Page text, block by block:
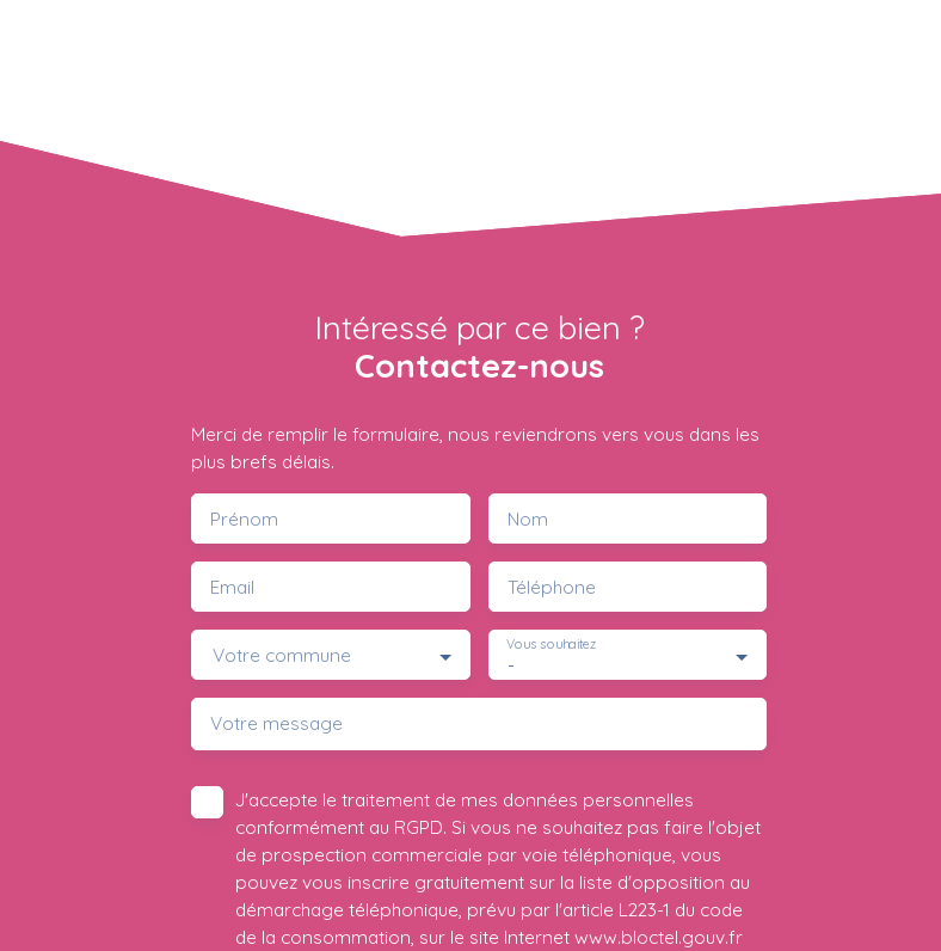
Intéressé par ce bien ?
Contactez-nous
Merci de remplir le formulaire, nous reviendrons vers vous dans les
plus brefs délais.
Prénom Nom
Email Téléphone
Votre commune -
Vous souhaitez
Votre message
J'accepte le traitement de mes données personnelles
conformément au RGPD. Si vous ne souhaitez pas faire l'objet
de prospection commerciale par voie téléphonique, vous
pouvez vous inscrire gratuitement sur la liste d'opposition au
démarchage téléphonique, prévu par l'article L223-1 du code
de la consommation, sur le site Internet www.bloctel.gouv.fr